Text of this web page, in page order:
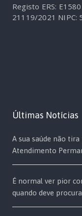
Registo ERS:
21119/2021 NIPC:
Últimas Notícias
A sua saúde não
Atendimento
É normal ver pior
quando deve